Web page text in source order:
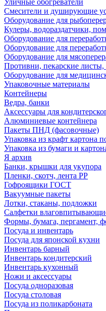
Уличные обогреватели
Смесители и душирующие
Оборудование для
Кулеры, водораздатчики,
Оборудование для
Оборудование для
Оборудование для
Противни, пекарские
Оборудование для
Упаковочные материалы
Контейнеры
Ведра, банки
Аксессуары для
Алюминиевые контейнера
Пакеты ПНД (фасовочные)
Упаковка из крафт картона
Упаковка из бумаги и
Я архив
Банки, крышки для укупора
Пленки, скотч, лента РР
Гофроящики ГОСТ
Вакуумные пакеты
Лотки, стаканы, подложки
Салфетки
Формы, бумага, пергамент,
Посуда и инвентарь
Посуда для японской кухни
Инвентарь барный
Инвентарь кондитерский
Инвентарь кухонный
Ножи и аксессуары
Посуда одноразовая
Посуда столовая
Посуда из поликарбоната